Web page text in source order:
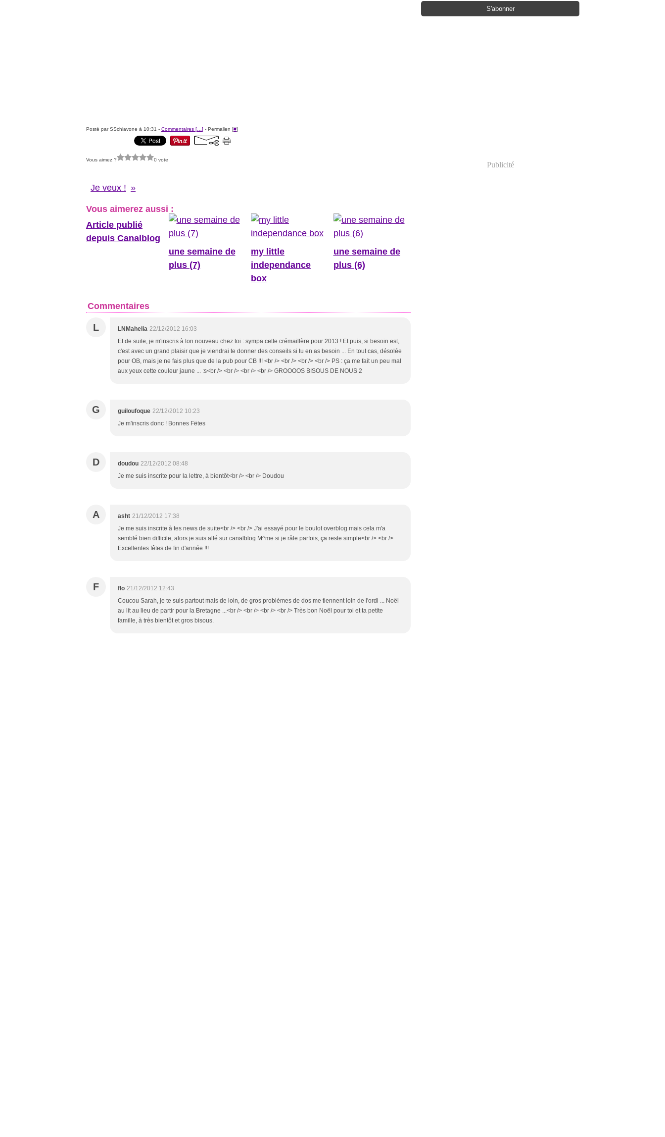
Posté par SSchiavone à 10:31 - Commentaires [ ] - Permalien [#]
Vous aimez ? 0 vote
Je veux !
Vous aimerez aussi :
Article publié
depuis Canalblog
une semaine de
plus (7)
my little
independance
box
une semaine de
plus (6)
Commentaires
L LNMahelia 22/12/2012 16:03
Et de suite, je m'inscris à ton nouveau chez toi : sympa cette crémaillère pour 2013 ! Et puis, si besoin est,
c'est avec un grand plaisir que je viendrai te donner des conseils si tu en as besoin ... En tout cas, désolée
pour OB, mais je ne fais plus que de la pub pour CB !!! <br /> <br /> <br /> <br /> PS : ça me fait un peu mal
aux yeux cette couleur jaune ... :s<br /> <br /> <br /> <br /> GROOOOS BISOUS DE NOUS 2
G guiloufoque 22/12/2012 10:23
Je m'inscris donc ! Bonnes Fëtes
D doudou 22/12/2012 08:48
Je me suis inscrite pour la lettre, à bientôt<br /> <br /> Doudou
A asht 21/12/2012 17:38
Je me suis inscrite à tes news de suite<br /> <br /> J'ai essayé pour le boulot overblog mais cela m'a
semblé bien difficile, alors je suis allé sur canalblog M^me si je râle parfois, ça reste simple<br /> <br />
Excellentes fêtes de fin d'année !!!
F flo 21/12/2012 12:43
Coucou Sarah, je te suis partout mais de loin, de gros problèmes de dos me tiennent loin de l'ordi ... Noël
au lit au lieu de partir pour la Bretagne ...<br /> <br /> <br /> <br /> Très bon Noël pour toi et ta petite
famille, à très bientôt et gros bisous.
Publicité